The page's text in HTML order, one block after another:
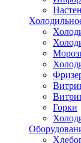
Горки